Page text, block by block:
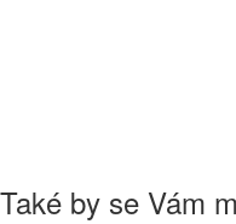
Také by se Vám